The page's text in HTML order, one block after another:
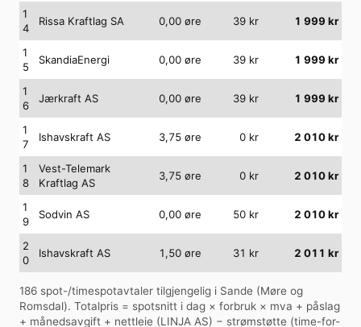
1
4
Rissa Kraftlag SA 0,00 øre 39 kr 1 999 kr
1
5
SkandiaEnergi 0,00 øre 39 kr 1 999 kr
1
6
Jærkraft AS 0,00 øre 39 kr 1 999 kr
1
7
Ishavskraft AS 3,75 øre 0 kr 2 010kr
1
8
Vest-Telemark
Kraftlag AS
3,75 øre 0 kr 2 010kr
1
9
Sodvin AS 0,00 øre 50 kr 2 010kr
2
0
Ishavskraft AS 1,50 øre 31 kr 2 011 kr
186 spot-/timespotavtaler tilgjengelig i Sande (Møre og
Romsdal). Totalpris = spotsnitt i dag × forbruk × mva + påslag
+ månedsavgift + nettleie (LINJA AS) − strømstøtte (time-for-